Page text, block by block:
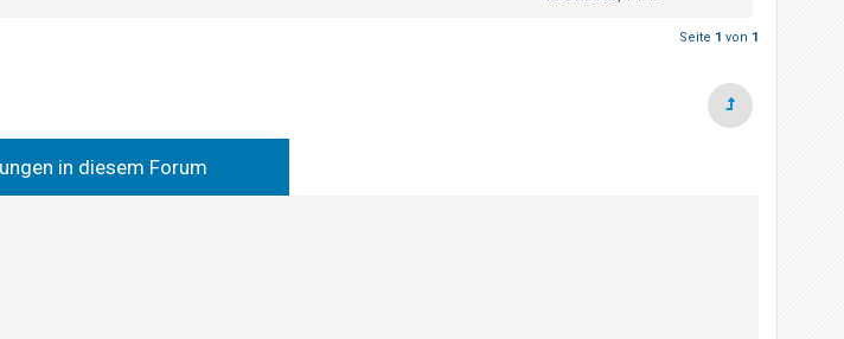
Seite 1 von 1
in diesem Forum